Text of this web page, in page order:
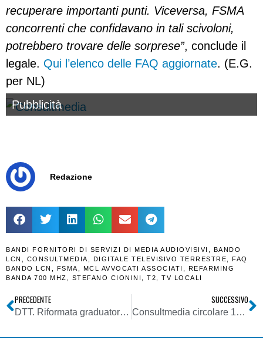
recuperare importanti punti. Viceversa, FSMA
concorrenti che confidavano in tali scivoloni,
potrebbero trovare delle sorprese”, conclude il
legale. Qui l’elenco delle FAQ aggiornate. (E.G.
per NL)
Pubblicità
Redazione
BANDI FORNITORI DI SERVIZI DI MEDIA AUDIOVISIVI
BANDO
LCN
CONSULTMEDIA DIGITALE TELEVISIVO TERRESTRE
FAQ
BANDO LCN
FSMA MCL AVVOCATI ASSOCIATI
REFARMING
BANDA 700 MHZ
STEFANO CIONINI T2 TV LOCALI
PRECEDENTE
DTT. Riformata graduatoria LCN AT18 (Sardegna): nuovi avvicendamenti nel blocco pregiato 10/19 ed ennesimo sorteggio a switch-off in corso
SUCCESSIVO
Consultmedia circolare 18112021 refarming banda 700 MHz bandi LCN FAQ Mise